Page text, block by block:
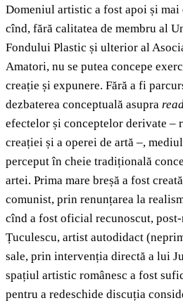
Domeniul artistic a fost apoi și
cînd, fără calitatea de membru al
Fondului Plastic și ulterior al
Amatori, nu se putea concepe
creație și expunere. Fără a fi
dezbaterea conceptuală asupra
efectelor și conceptelor derivate –
creației și a operei de artă –,
perceput în cheie tradițională
artei. Prima mare breșă a fost
comunist, prin renunțarea la
cînd a fost oficial recunoscut,
Țuculescu, artist autodidact
sale, prin intervenția directă a lui
spațiul artistic românesc a fost
pentru a redeschide discuția